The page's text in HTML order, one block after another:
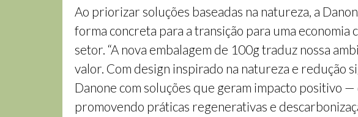
Ao priorizar soluções baseadas na natureza, a
forma concreta para a transição para uma
setor. “A nova embalagem de 100g traduz nossa
valor. Com design inspirado na natureza e redução
Danone com soluções que geram impacto positivo —
promovendo práticas regenerativas e